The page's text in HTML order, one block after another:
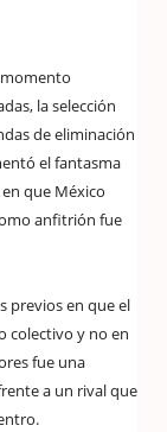
la selección
de eliminación
el fantasma
que México
anfitrión fue
previos en que el
colectivo y no en
fue una
a un rival que